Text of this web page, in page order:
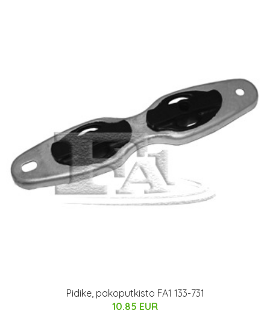
Pidike, pakoputkisto FA1 133-731
10.85 EUR